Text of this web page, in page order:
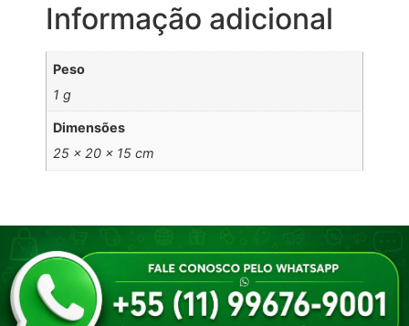
Informação adicional
Peso
1 g
Dimensões
25 × 20 × 15 cm